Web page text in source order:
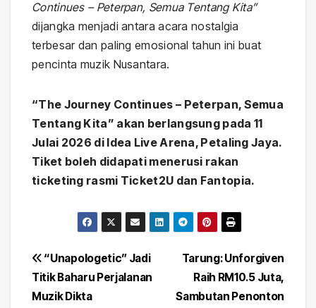
Continues – Peterpan, Semua Tentang Kita”
dijangka menjadi antara acara nostalgia
terbesar dan paling emosional tahun ini buat
pencinta muzik Nusantara.
“The Journey Continues – Peterpan, Semua
Tentang Kita” akan berlangsung pada 11
Julai 2026 di Idea Live Arena, Petaling Jaya.
Tiket boleh didapati menerusi rakan
ticketing rasmi Ticket2U dan Fantopia.
Post
navigation
Tarung: Unforgiven
Raih RM10.5 Juta,
Sambutan Penonton
“Unapologetic” Jadi
Titik Baharu Perjalanan
Muzik Dikta